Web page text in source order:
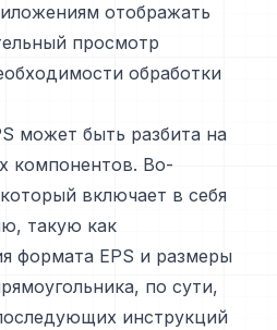
отображать
просмотр
обработки
может быть разбита на
компонентов. Во-
включает в себя
такую как
формата EPS и размеры
по сути,
инструкций